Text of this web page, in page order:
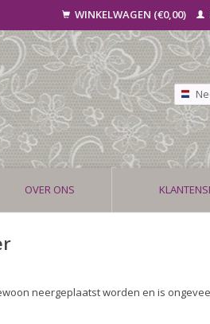
WINKELWAGEN (€0,00)
OVER ONS
neergeplaatst worden en is